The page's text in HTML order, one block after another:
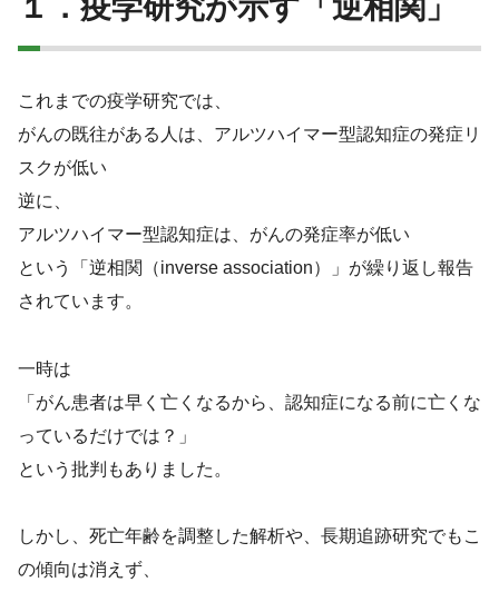
１．疫学研究が示す「逆相関」
これまでの疫学研究では、
がんの既往がある人は、アルツハイマー型認知症の発症リ
スクが低い
逆に、
アルツハイマー型認知症は、がんの発症率が低い
という「逆相関（inverse association）」が繰り返し報告
されています。
一時は
「がん患者は早く亡くなるから、認知症になる前に亡くな
っているだけでは？」
という批判もありました。
しかし、死亡年齢を調整した解析や、長期追跡研究でもこ
の傾向は消えず、